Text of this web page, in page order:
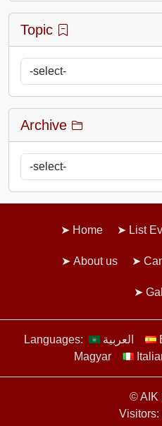
Topic
Archive
Home List
About us
Languages: العربية
Magyar
© AIK
Visitors: